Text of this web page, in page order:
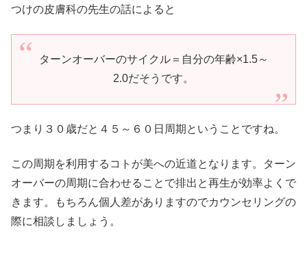
つけの皮膚科の先生の話によると
ターンオーバーのサイクル＝自分の年齢×1.5～
2.0だそうです。
つまり３０歳だと４５～６０日周期ということですね。
この周期を利用するコトが美への近道となります。ターン
オーバーの周期に合わせることで排出と再生が効率よくで
きます。もちろん個人差がありますのでカウンセリングの
際に相談しましょう。